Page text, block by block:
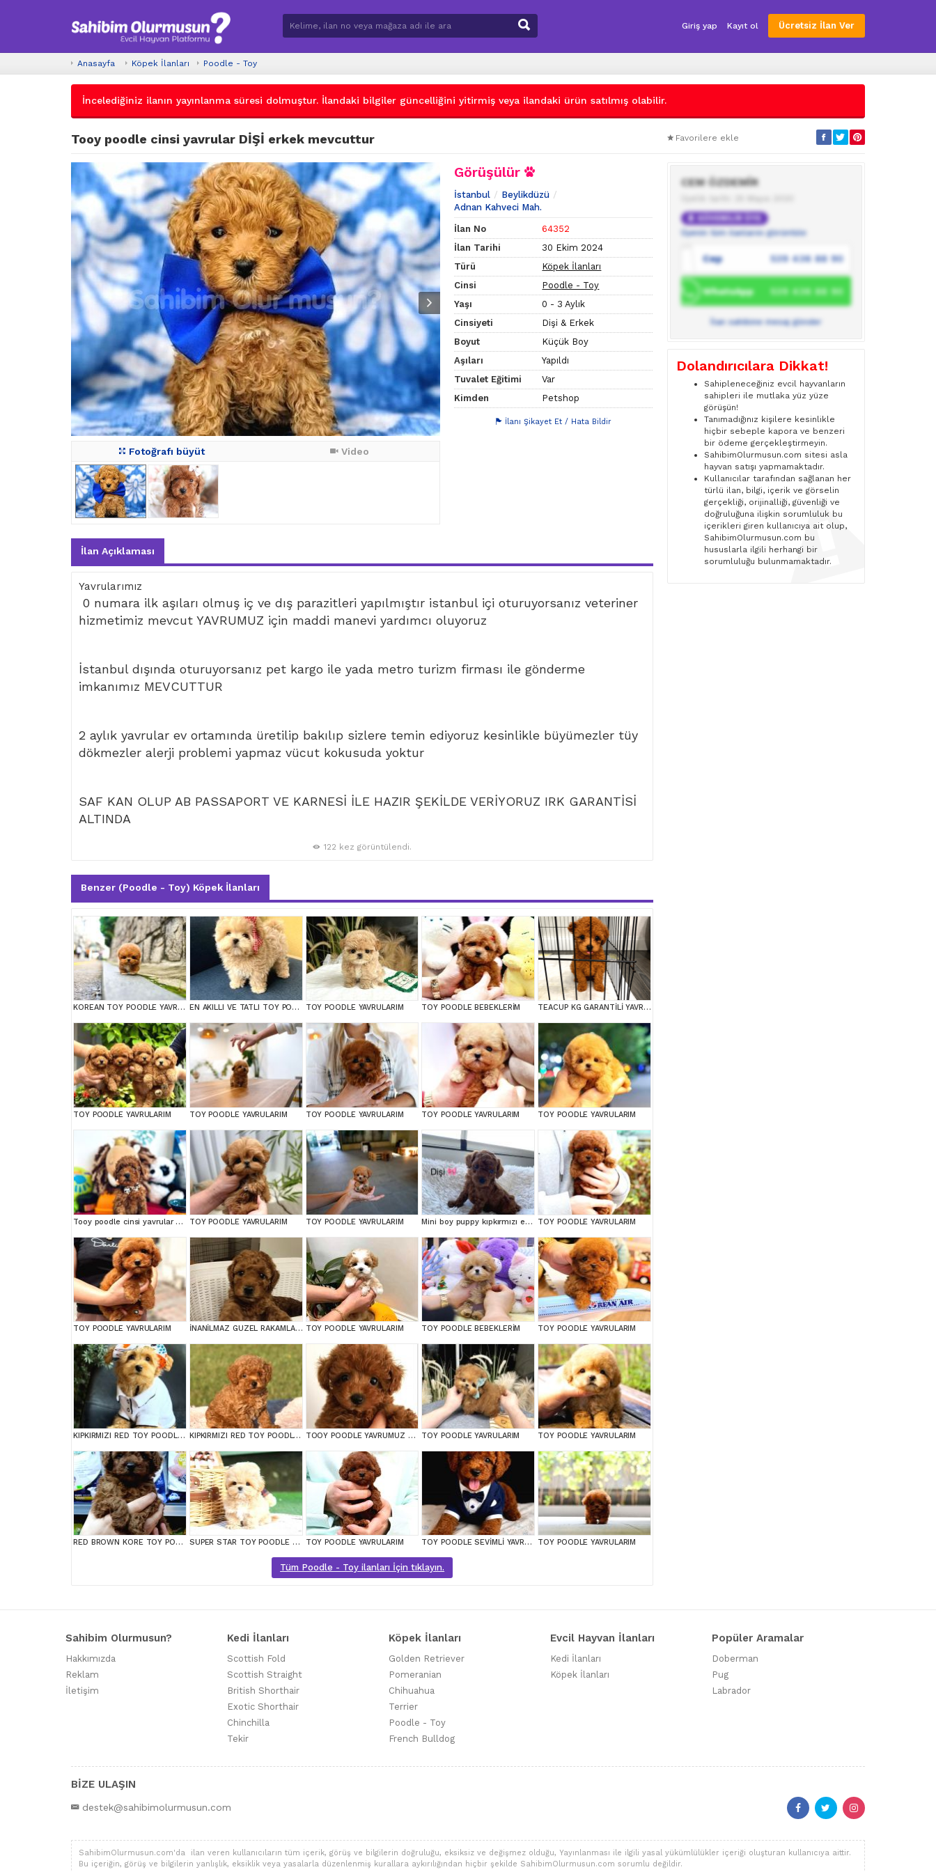
Giriş yap Kayıt ol Ücretsiz İlan Ver
Anasayfa Köpek İlanları Poodle - Toy
İncelediğiniz ilanın yayınlanma süresi dolmuştur. İlandaki bilgiler güncelliğini yitirmiş veya ilandaki ürün satılmış olabilir.
Tooy poodle cinsi yavrular DİŞİ erkek mevcuttur Favorilere ekle
Fotoğrafı büyüt Video
Görüşülür
İstanbul
Beylikdüzü
Adnan Kahveci Mah.
İlan No
64352
İlan Tarihi
30 Ekim 2024
Türü
Köpek İlanları
Cinsi
Poodle - Toy
Yaşı
0 - 3 Aylık
Cinsiyeti
Dişi & Erkek
Boyut
Küçük Boy
Aşıları
Yapıldı
Tuvalet Eğitimi
Var
Kimden
Petshop
İlanı Şikayet Et / Hata Bildir
İlan Açıklaması
Yavrularımız
0 numara ilk aşıları olmuş iç ve dış parazitleri yapılmıştır istanbul içi oturuyorsanız veteriner
hizmetimiz mevcut YAVRUMUZ için maddi manevi yardımcı oluyoruz
İstanbul dışında oturuyorsanız pet kargo ile yada metro turizm firması ile gönderme
imkanımız MEVCUTTUR
2 aylık yavrular ev ortamında üretilip bakılıp sizlere temin ediyoruz kesinlikle büyümezler tüy
dökmezler alerji problemi yapmaz vücut kokusuda yoktur
SAF KAN OLUP AB PASSAPORT VE KARNESİ İLE HAZIR ŞEKİLDE VERİYORUZ IRK GARANTİSİ
ALTINDA
122 kez görüntülendi.
Benzer (Poodle - Toy) Köpek İlanları
KOREAN TOY POODLE YAVRULARIMIZ EN AKILLI VE TATLI TOY POODLE BEBEKLERIMIZ TOY POODLE YAVRULARIM TOY POODLE BEBEKLERİM TEACUP KG GARANTİLİ YAVRULAR
TOY POODLE YAVRULARIM TOY POODLE YAVRULARIM TOY POODLE YAVRULARIM TOY POODLE YAVRULARIM TOY POODLE YAVRULARIM
Tooy poodle cinsi yavrular DİŞİ erkek mevcuttur TOY POODLE YAVRULARIM TOY POODLE YAVRULARIM Mini boy puppy kıpkırmızı ev üretimi TOOY POODLE TOY POODLE YAVRULARIM
TOY POODLE YAVRULARIM İNANİLMAZ GUZEL RAKAMLARA GERÇEK TOY YAVRULAR TOY POODLE YAVRULARIM TOY POODLE BEBEKLERİM TOY POODLE YAVRULARIM
KIPKIRMIZI RED TOY POODLE SEVİMLİ YAVRULAR KIPKIRMIZI RED TOY POODLE SEVİMLİ YAVRULAR TOOY POODLE YAVRUMUZ 0 TEACUP TOY POODLE YAVRULARIM TOY POODLE YAVRULARIM
RED BROWN KORE TOY POODEL BEBEKLERİMİZ BAKIRKÖY SUPER STAR TOY POODLE YAVRULARIM TOY POODLE YAVRULARIM TOY POODLE SEVİMLİ YAVRULAR EV ÜRETİMİ TOY POODLE YAVRULARIM
Tüm Poodle - Toy ilanları İçin tıklayın.
CEM ÖZDEMİR
GÜVENİLİR ÜYE
Üyenin tüm ilanlarını görüntüle
Cep 539 436 88 90
WhatsApp 539 436 88 90
İlan sahibine mesaj gönder
Dolandırıcılara Dikkat!
Sahipleneceğiniz evcil hayvanların
sahipleri ile mutlaka yüz yüze
görüşün!
Tanımadığınız kişilere kesinlikle
hiçbir sebeple kapora ve benzeri
bir ödeme gerçekleştirmeyin.
SahibimOlurmusun.com sitesi asla
hayvan satışı yapmamaktadır.
Kullanıcılar tarafından sağlanan her
türlü ilan, bilgi, içerik ve görselin
gerçekliği, orijinalliği, güvenliği ve
doğruluğuna ilişkin sorumluluk bu
içerikleri giren kullanıcıya ait olup,
SahibimOlurmusun.com bu
hususlarla ilgili herhangi bir
sorumluluğu bulunmamaktadır.
Sahibim Olurmusun?
Hakkımızda
Reklam
İletişim
Kedi İlanları
Scottish Fold
Scottish Straight
British Shorthair
Exotic Shorthair
Chinchilla
Tekir
Köpek İlanları
Golden Retriever
Pomeranian
Chihuahua
Terrier
Poodle - Toy
French Bulldog
Evcil Hayvan İlanları
Kedi İlanları
Köpek İlanları
Popüler Aramalar
Doberman
Pug
Labrador
BİZE ULAŞIN
destek@sahibimolurmusun.com
SahibimOlurmusun.com'da ilan veren kullanıcıların tüm içerik, görüş ve bilgilerin doğruluğu, eksiksiz ve değişmez olduğu, Yayınlanması ile ilgili yasal yükümlülükler içeriği oluşturan kullanıcıya aittir.
Bu içeriğin, görüş ve bilgilerin yanlışlık, eksiklik veya yasalarla düzenlenmiş kurallara aykırılığından hiçbir şekilde SahibimOlurmusun.com sorumlu değildir.